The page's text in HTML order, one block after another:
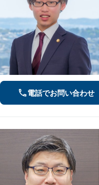
電話でお問い合わせ